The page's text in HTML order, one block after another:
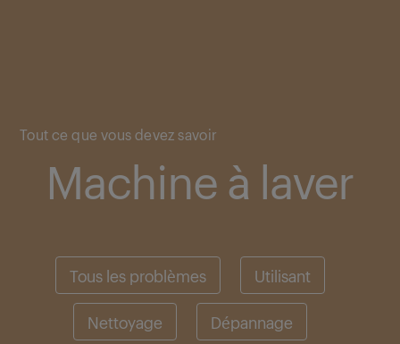
Tout ce que vous devez savoir
Machine à laver
Tous les problèmes Utilisant
Nettoyage Dépannage